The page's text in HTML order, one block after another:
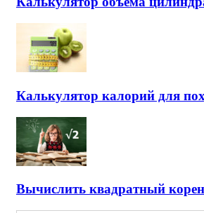
Калькулятор калорий для
Вычислить квадратный